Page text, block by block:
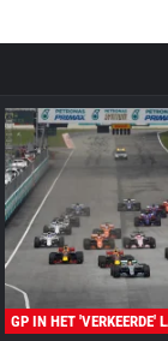
GP IN HET 'VERKEERDE'